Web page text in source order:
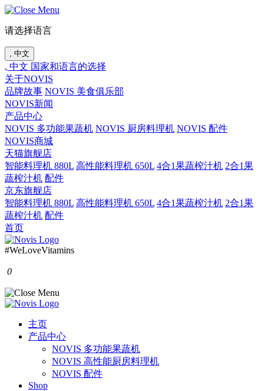
请选择语言
, 中文
, 中文 国家和语言的选择
关于NOVIS
品牌故事 NOVIS 美食俱乐部
NOVIS新闻
产品中心
NOVIS 多功能果蔬机 NOVIS 厨房料理机 NOVIS 配件
NOVIS商城
天猫旗舰店
智能料理机 880L 高性能料理机 650L 4合1果蔬榨汁机 2合1果
蔬榨汁机 配件
京东旗舰店
智能料理机 880L 高性能料理机 650L 4合1果蔬榨汁机 2合1果
蔬榨汁机 配件
首页
#WeLoveVitamins
0
主页
产品中心
NOVIS 多功能果蔬机
NOVIS 高性能厨房料理机
NOVIS 配件
Shop